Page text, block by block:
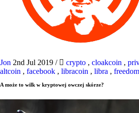
Jon 2nd Jul 2019 / crypto , cloakcoin ,
altcoin , facebook , libracoin , libra , freedom
A może to wilk w kryptowej owczej skórze?